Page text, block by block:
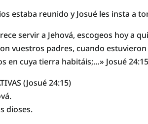
estaba reunido y Josué les insta a
servir a Jehová, escogeos hoy a
vuestros padres, cuando
en cuya tierra habitáis;…» Josué 24:15
(Josué 24:15)
dioses.